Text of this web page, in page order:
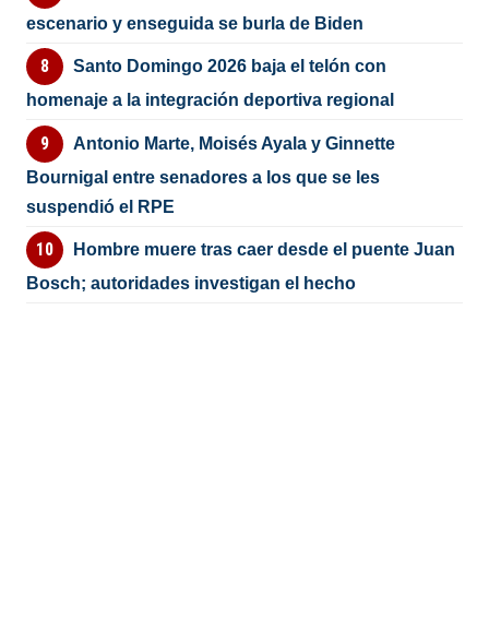
escenario y enseguida se burla de Biden
Santo Domingo 2026 baja el telón con
homenaje a la integración deportiva regional
Antonio Marte, Moisés Ayala y Ginnette
Bournigal entre senadores a los que se les
suspendió el RPE
Hombre muere tras caer desde el puente Juan
Bosch; autoridades investigan el hecho